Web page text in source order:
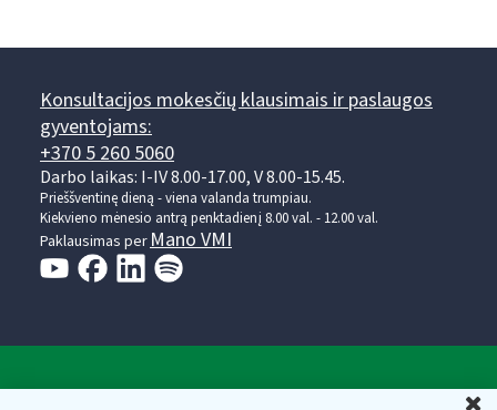
Konsultacijos mokesčių klausimais ir paslaugos
gyventojams:
+370 5 260 5060
Darbo laikas: I-IV 8.00-17.00, V 8.00-15.45.
Prieššventinę dieną - viena valanda trumpiau.
Kiekvieno mėnesio antrą penktadienį 8.00 val. - 12.00 val.
Paklausimas per Mano VMI